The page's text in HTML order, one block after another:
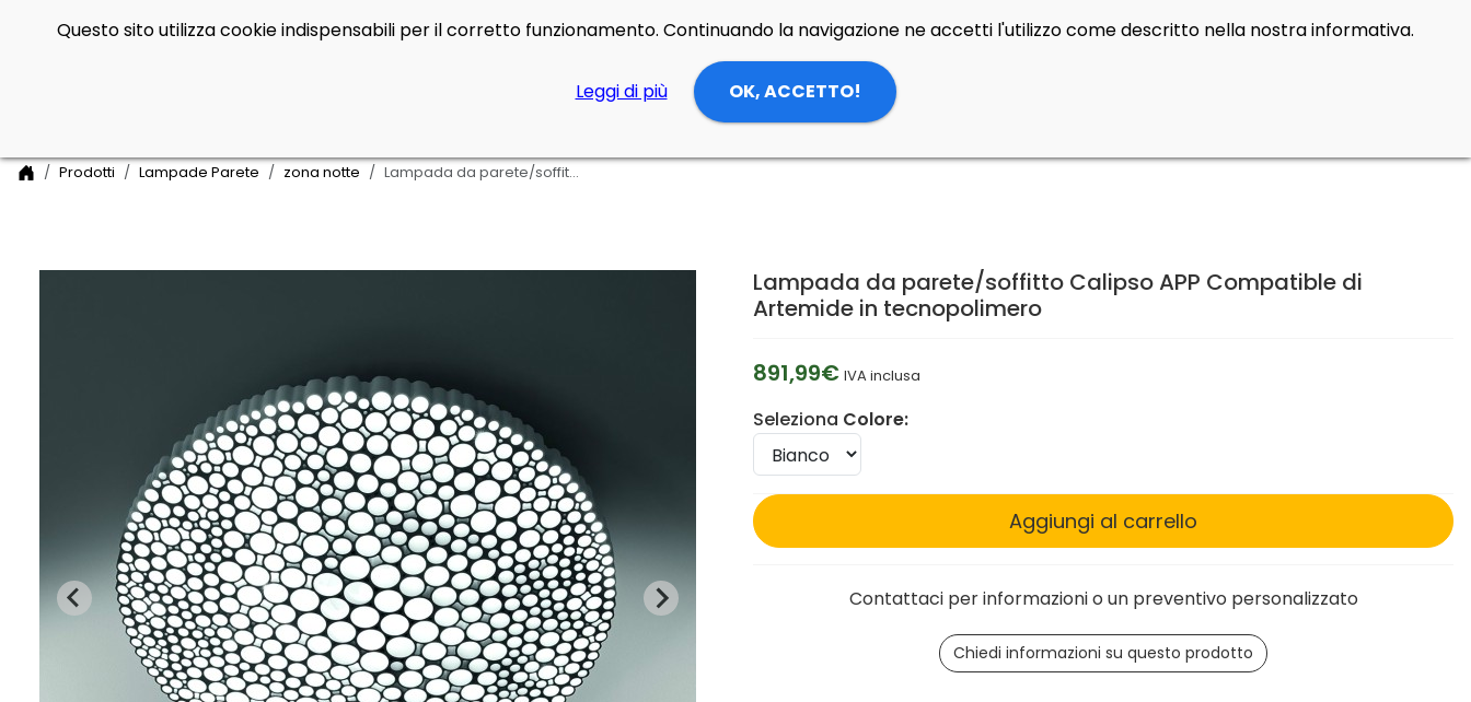
HomeProdotti Lampade Parete zona notte Lampada da parete/soffitto Calipso APP Compatible di Artemide in tecnopolimero
Lampada da parete/soffitto Calipso APP Compatible di
Artemide in tecnopolimero
891,99€ IVA inclusa
Seleziona Colore:
Aggiungi al carrello
Contattaci per informazioni o un preventivo personalizzato
Chiedi informazioni su questo prodotto
Questo sito utilizza cookie indispensabili per il corretto funzionamento. Continuando la navigazione ne accetti l'utilizzo come descritto nella nostra informativa.
Leggi di più OK, ACCETTO!